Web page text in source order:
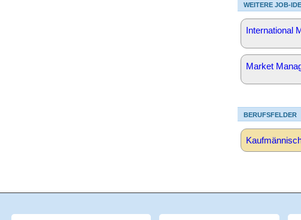
WEITERE JOB-
International
Market
BERUFSFELDER